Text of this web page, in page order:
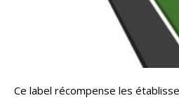
Ce label récompense les